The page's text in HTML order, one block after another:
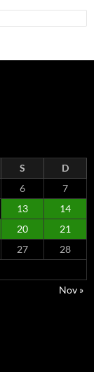
S
D
6
7
13
14
20
21
27
28
Nov »